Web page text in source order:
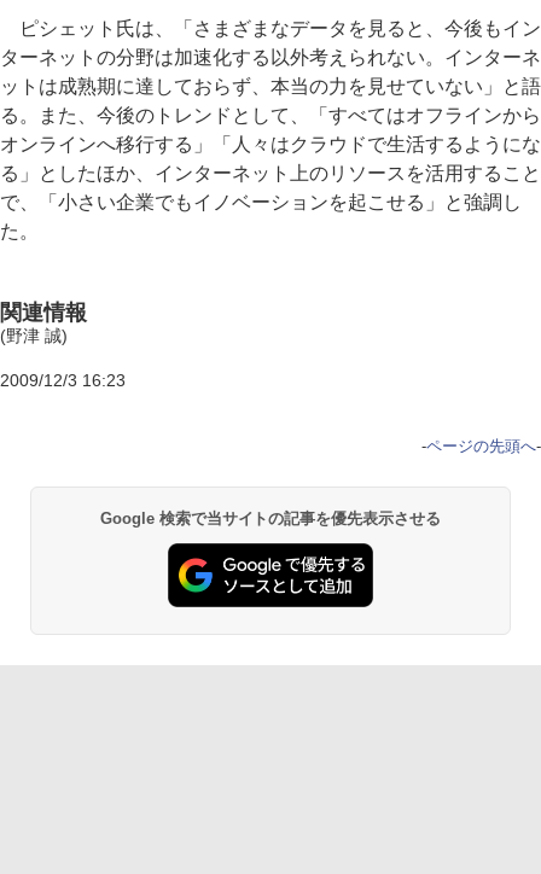
ピシェット氏は、「さまざまなデータを見ると、今後もイン
ターネットの分野は加速化する以外考えられない。インターネ
ットは成熟期に達しておらず、本当の力を見せていない」と語
る。また、今後のトレンドとして、「すべてはオフラインから
オンラインへ移行する」「人々はクラウドで生活するようにな
る」としたほか、インターネット上のリソースを活用すること
で、「小さい企業でもイノベーションを起こせる」と強調し
た。
関連情報
(野津 誠)
2009/12/3 16:23
-ページの先頭へ-
Google 検索で当サイトの記事を優先表示させる